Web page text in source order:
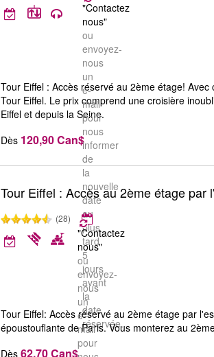
"Contactez
nous"
ou
envoyez-
nous
un
e-
mail
pour
nous
informer
de
la
nouvelle
date
au
plus
tard
5
jours
avant
la
date
réservée.
Tour Eiffel : Accès réservé au 2ème étage!
Tour Eiffel. Le prix comprend une croisière
Eiffel et depuis la Seine.
Dès 120,90 Can$
Tour Eiffel : Accès au 2ème étage par
(28)
"Contactez
nous"
ou
envoyez-
nous
un
e-
mail
pour
Tour Eiffel: Accès réservé au 2ème étage par
époustouflante de Paris. Vous monterez au
Dès 62,70 Can$